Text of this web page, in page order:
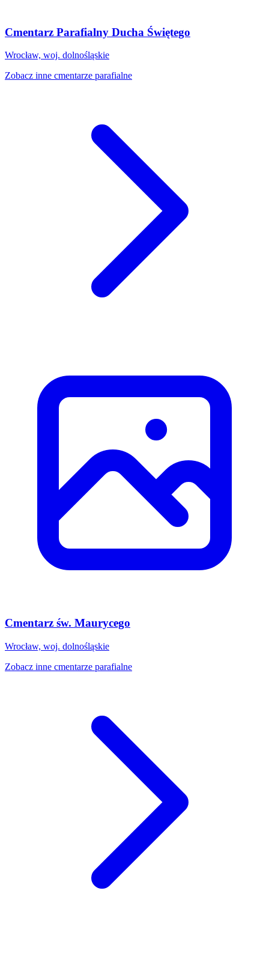
Cmentarz Parafialny Ducha Świętego
Wrocław, woj. dolnośląskie
Zobacz inne cmentarze parafialne
Cmentarz św. Maurycego
Wrocław, woj. dolnośląskie
Zobacz inne cmentarze parafialne